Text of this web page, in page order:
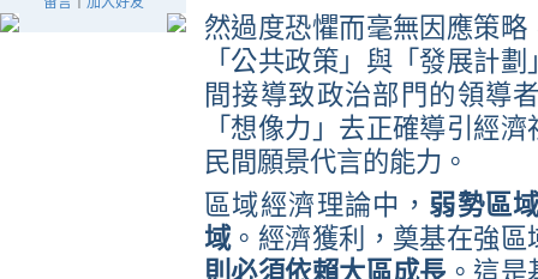
然過度恐懼而毫無因應策
「公共政策」與「發展計
間接導致政治部門的領導
「想像力」去正確導引經
民間願景代言的能力。
區域經濟理論中， 弱勢區
域。經濟獲利，奠基在強區
則必須依賴大區成長。這是